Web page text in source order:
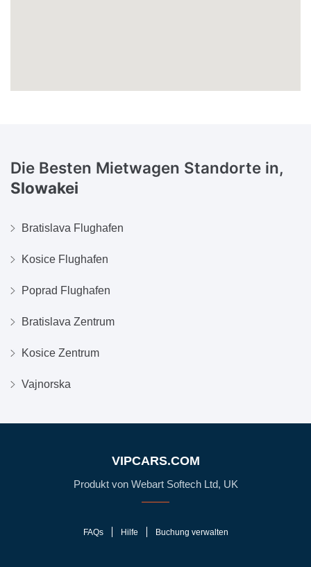
Die Besten Mietwagen Standorte in,
Slowakei
Bratislava Flughafen
Kosice Flughafen
Poprad Flughafen
Bratislava Zentrum
Kosice Zentrum
Vajnorska
VIPCARS.COM
Produkt von Webart Softech Ltd, UK
FAQs Hilfe Buchung verwalten